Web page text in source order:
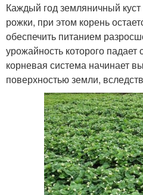
Каждый год земляничный
рожки, при этом корень
обеспечить питанием
урожайность которого
корневая система начинает
поверхностью земли,